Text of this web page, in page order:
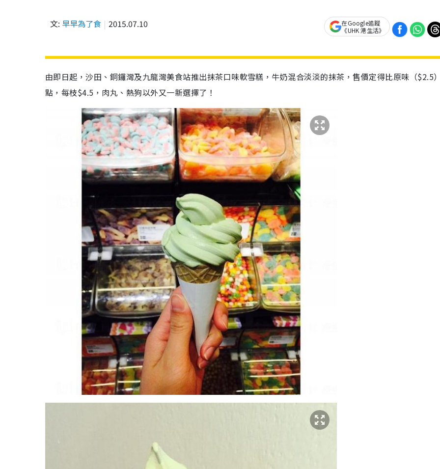
文: 早早為了食 2015.07.10
在Google追蹤
《UHK 港生活》
由即日起，沙田、銅鑼灣及九龍灣美食站推出抹茶口味軟雪糕，牛奶混合淡淡的抹茶，售價定得比原味（$2.5
點，每枝$4.5，肉丸、熱狗以外又一新選擇了！